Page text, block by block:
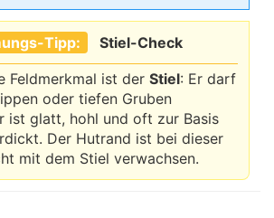
Tipp:
Stiel-Check
Feldmerkmal ist der Stiel: Er darf
oder tiefen Gruben
ist glatt, hohl und oft zur Basis
Der Hutrand ist bei dieser
mit dem Stiel verwachsen.